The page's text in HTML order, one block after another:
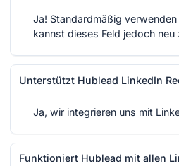
Ja! Standardmäßig verwenden
kannst dieses Feld jedoch neu
Unterstützt Hublead LinkedIn
Ja, wir integrieren uns mit
Funktioniert Hublead mit allen